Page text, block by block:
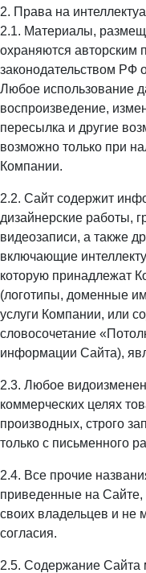
2. Права на
2.1. Материалы,
охраняются
законодательством РФ
Любое использование
воспроизведение,
пересылка и другие
возможно только при
Компании.
2.2. Сайт содержит
дизайнерские работы,
видеозаписи, а также
включающие
которую принадлежат
(логотипы, доменные
услуги Компании, или
словосочетание
информации Сайта),
2.3. Любое
коммерческих целях
производных, строго
только с письменного
2.4. Все прочие
приведенные на Сайте,
своих владельцев и не
согласия.
2.5. Содержание Сайта